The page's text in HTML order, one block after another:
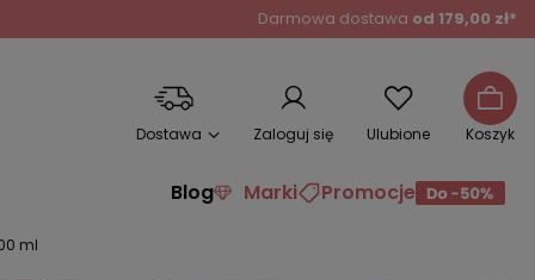
Darmowa dostawa od 179,00 zł*
Dostawa Zaloguj się Ulubione Koszyk
Blog Marki Promocje
ml